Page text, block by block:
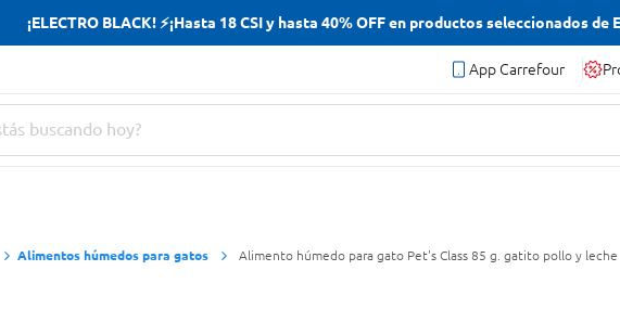
¡ELECTRO BLACK! ⚡¡Hasta 18 CSI y hasta 40% OFF en productos seleccionados de
App Carrefour
hoy?
Alimentos húmedos para gatos Alimento húmedo para gato Pet's Class 85 g. gatito pollo y leche